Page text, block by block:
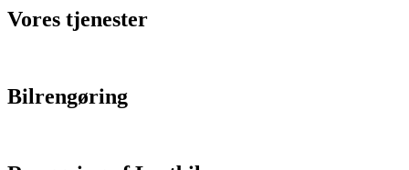
Vores tjenester
Bilrengøring